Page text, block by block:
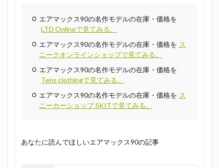
エアマックス90の名作モデルの在庫・価格を
LTD Onlineで見てみる。
エアマックス90の名作モデルの在庫・価格を ス
ニークオンラインショップで見てみる。
エアマックス90の名作モデルの在庫・価格を
Tens clothingで見てみる。
エアマックス90の名作モデルの在庫・価格を ス
ニーカーショップ SKITで見てみる。
あなたに読んでほしいエアマックス90の記事